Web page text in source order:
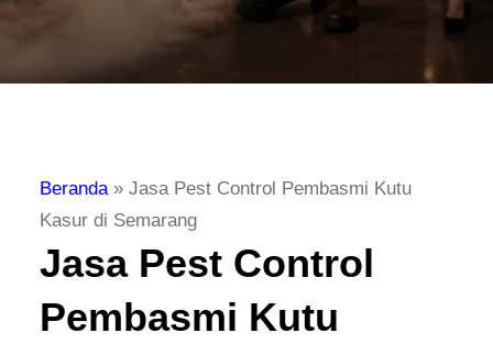
Beranda» Jasa Pest Control Pembasmi Kutu
Kasur di Semarang
Jasa Pest Control
Pembasmi Kutu